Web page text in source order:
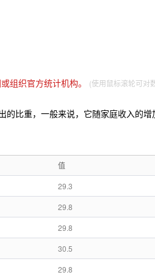
组织官方统计机构。 (使用鼠标滚轮可对
的比重，一般来说，它随家庭收入的
值
29.3
29.8
29.8
30.5
29.8